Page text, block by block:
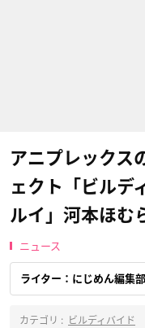
アニプレックス
ェクト「ビルデ
ルイ」河本ほむ
ニュース
ライター：にじめん編集部
カテゴリ : ビルディバイド